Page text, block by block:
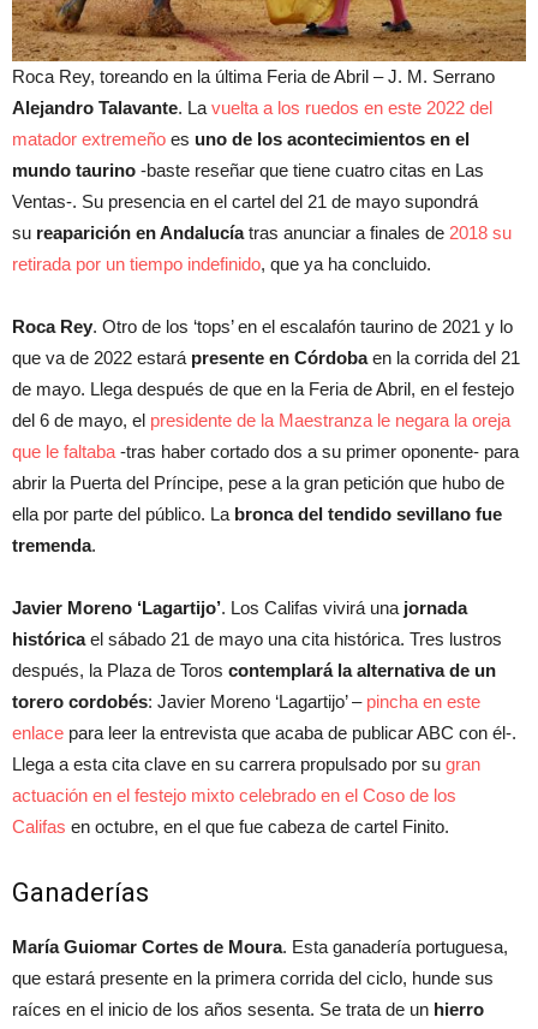
Roca Rey, toreando en la última Feria de Abril –J. M. Serrano
Alejandro Talavante. La vuelta a los ruedos en este 2022 del
matador extremeño es uno de los acontecimientos en el
mundo taurino -baste reseñar que tiene cuatro citas en Las
Ventas-. Su presencia en el cartel del 21 de mayo supondrá
su reaparición en Andalucíatras anunciar a finales de 2018 su
retirada por un tiempo indefinido, que ya ha concluido.
Roca Rey. Otro de los ‘tops’ en el escalafón taurino de 2021 y lo
que va de 2022 estará presente en Córdobaen la corrida del 21
de mayo. Llega después de que en la Feria de Abril, en el festejo
del 6 de mayo, el presidente de la Maestranza le negara la oreja
que le faltaba -tras haber cortado dos a su primer oponente- para
abrir la Puerta del Príncipe, pese a la gran petición que hubo de
ella por parte del público. La bronca del tendido sevillano fue
tremenda.
Javier Moreno ‘Lagartijo’. Los Califas vivirá una jornada
históricael sábado 21 de mayo una cita histórica. Tres lustros
después, la Plaza de Toros contemplará la alternativa de un
torero cordobés: Javier Moreno ‘Lagartijo’ – pincha en este
enlace para leer la entrevista que acaba de publicar ABC con él-.
Llega a esta cita clave en su carrera propulsado por su gran
actuación en el festejo mixto celebrado en el Coso de los
Califas en octubre, en el que fue cabeza de cartel Finito.
Ganaderías
María Guiomar Cortes de Moura. Esta ganadería portuguesa,
que estará presente en la primera corrida del ciclo, hunde sus
raíces en el inicio de los años sesenta. Se trata de un hierro